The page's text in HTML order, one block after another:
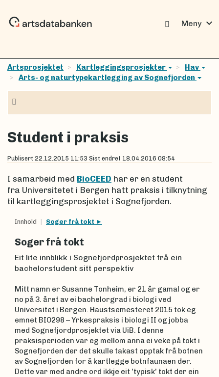
Meny expand_more
Artsprosjektet Kartleggingsprosjekter
Hav
Arts- og naturtypekartlegging av Sognefjorden
Student i praksis
Publisert 22.12.2015 11:53 Sist endret 18.04.2016 08:54
I samarbeid med BioCEED har er en student
fra Universitetet i Bergen hatt praksis i tilknytning
til kartleggingsprosjektet i Sognefjorden.
Innhold Soger frå tokt
Soger frå tokt
Eit lite innblikk i Sognefjordprosjektet frå ein
bachelorstudent sitt perspektiv
Mitt namn er Susanne Tonheim, er 21 år gamal og er
no på 3. året av ei bachelorgrad i biologi ved
Universitet i Bergen. Haustsemesteret 2015 tok eg
emnet BIO298 – Yrkespraksis i biologi II og jobba
med Sognefjordprosjektet via UiB. I denne
praksisperioden var eg mellom anna ei veke på tokt i
Sognefjorden der det skulle takast opptak frå botnen
av Sognefjorden for å kartlegge botnfaunaen der.
Dette var med andre ord ikkje eit 'typisk' tokt der ein